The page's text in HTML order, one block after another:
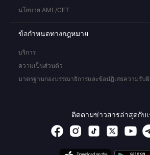
นโยบาย AML/CFT
ข้อกำหนดทางกฎหมาย
บริการ
ความเป็นส่วนตัว
มาตรฐานกองบรรณาธิการและข้อปฏิเสธความรับ
ติดตามข่าวสารล่าสุดกับเ